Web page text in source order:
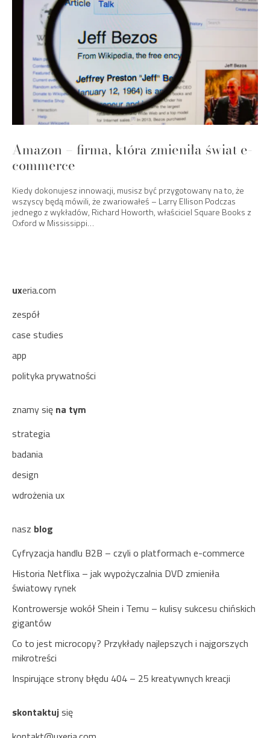
Amazon – firma, która zmieniła świat e-
commerce
Kiedy dokonujesz innowacji, musisz być przygotowany na to, że
wszyscy będą mówili, że zwariowałeś – Larry Ellison Podczas
jednego z wykładów, Richard Howorth, właściciel Square Books z
Oxford w Mississippi…
uxeria.com
zespół
case studies
app
polityka prywatności
znamy się na tym
strategia
badania
design
wdrożenia ux
nasz blog
Cyfryzacja handlu B2B – czyli o platformach e-commerce
Historia Netflixa – jak wypożyczalnia DVD zmieniła
światowy rynek
Kontrowersje wokół Shein i Temu – kulisy sukcesu chińskich
gigantów
Co to jest microcopy? Przykłady najlepszych i najgorszych
mikrotreści
Inspirujące strony błędu 404 – 25 kreatywnych kreacji
skontaktujsię